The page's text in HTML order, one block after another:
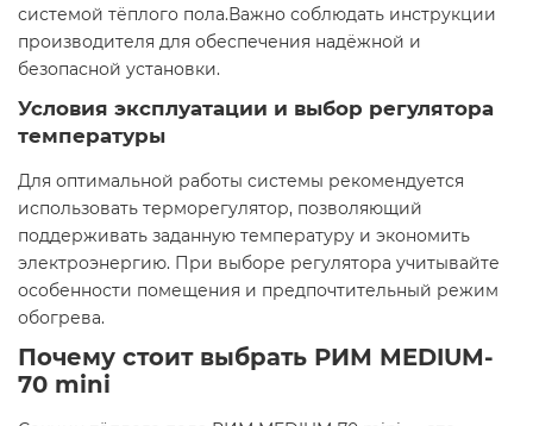
системой тёплого пола.Важно соблюдать инструкции
производителя для обеспечения надёжной и
безопасной установки.
Условия эксплуатации и выбор регулятора
температуры
Для оптимальной работы системы рекомендуется
использовать терморегулятор, позволяющий
поддерживать заданную температуру и экономить
электроэнергию. При выборе регулятора учитывайте
особенности помещения и предпочтительный режим
обогрева.
Почему стоит выбрать РИМ MEDIUM-
70 mini